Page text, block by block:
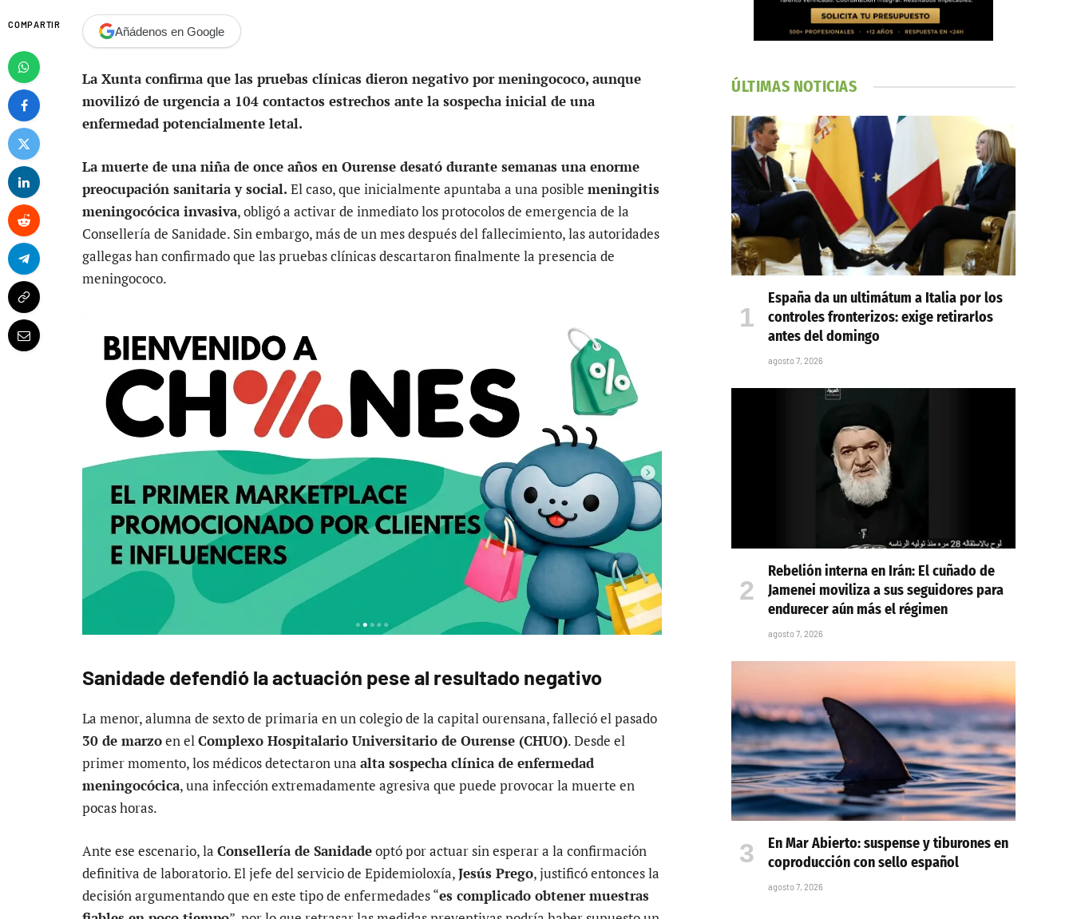
COMPARTIR Añádenos en Google
La Xunta confirma que las pruebas clínicas dieron negativo por meningococo, aunque
movilizó de urgencia a 104 contactos estrechos ante la sospecha inicial de una
enfermedad potencialmente letal.
La muerte de una niña de once años en Ourense desató durante semanas una enorme
preocupación sanitaria y social. El caso, que inicialmente apuntaba a una posible meningitis
meningocócica invasiva, obligó a activar de inmediato los protocolos de emergencia de la
Consellería de Sanidade. Sin embargo, más de un mes después del fallecimiento, las autoridades
gallegas han confirmado que las pruebas clínicas descartaron finalmente la presencia de
meningococo.
Sanidade defendió la actuación pese al resultado negativo
La menor, alumna de sexto de primaria en un colegio de la capital ourensana, falleció el pasado
30 de marzoen elComplexo Hospitalario Universitario de Ourense (CHUO). Desde el
primer momento, los médicos detectaron una alta sospecha clínica de enfermedad
meningocócica, una infección extremadamente agresiva que puede provocar la muerte en
pocas horas.
Ante ese escenario, la Consellería de Sanidadeoptó por actuar sin esperar a la confirmación
definitiva de laboratorio. El jefe del servicio de Epidemioloxía,Jesús Prego, justificó entonces la
decisión argumentando que en este tipo de enfermedades “es complicado obtener muestras
ÚLTIMAS NOTICIAS
España da un ultimátum a Italia por los
controles fronterizos: exige retirarlos
antes del domingo
agosto 7, 2026
Rebelión interna en Irán: El cuñado de
Jamenei moviliza a sus seguidores para
endurecer aún más el régimen
agosto 7, 2026
En Mar Abierto: suspense y tiburones en
coproducción con sello español
agosto 7, 2026